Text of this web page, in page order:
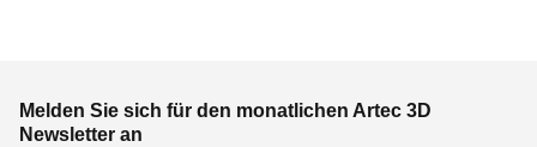
Melden Sie sich für den monatlichen Artec 3D
Newsletter an